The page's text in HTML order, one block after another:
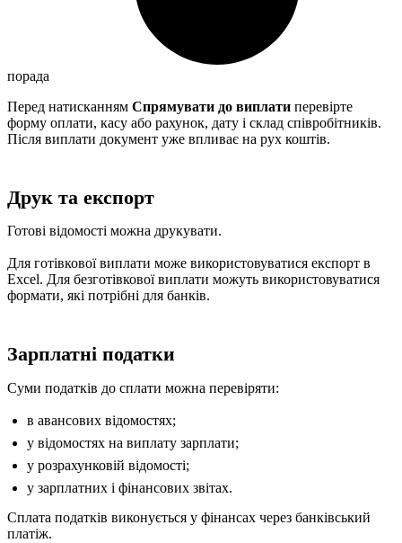
порада
Перед натисканням Спрямувати до виплати перевірте
форму оплати, касу або рахунок, дату і склад співробітників.
Після виплати документ уже впливає на рух коштів.
Друк та експорт
Готові відомості можна друкувати.
Для готівкової виплати може використовуватися експорт в
Excel. Для безготівкової виплати можуть використовуватися
формати, які потрібні для банків.
Зарплатні податки
Суми податків до сплати можна перевіряти:
в авансових відомостях;
у відомостях на виплату зарплати;
у розрахунковій відомості;
у зарплатних і фінансових звітах.
Сплата податків виконується у фінансах через банківський
платіж.